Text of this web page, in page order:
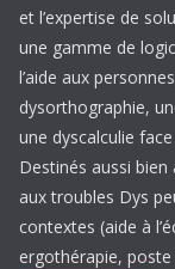
et l’expertise de
une gamme de
l’aide aux
dysorthographie,
une dyscalculie
Destinés aussi bien
aux troubles Dys
contextes (aide à
ergothérapie,